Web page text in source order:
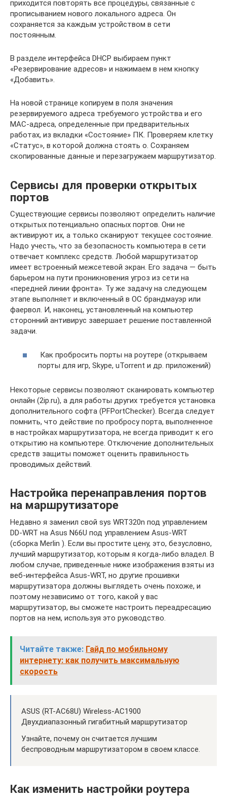
приходится повторять все процедуры, связанные с
прописыванием нового локального адреса. Он
сохраняется за каждым устройством в сети
постоянным.
В разделе интерфейса DHCP выбираем пункт
«Резервирование адресов» и нажимаем в нем кнопку
«Добавить».
На новой странице копируем в поля значения
резервируемого адреса требуемого устройства и его
MAC-адреса, определенные при предварительных
работах, из вкладки «Состояние» ПК. Проверяем клетку
«Статус», в которой должна стоять о. Сохраняем
скопированные данные и перезагружаем маршрутизатор.
Сервисы для проверки открытых
портов
Существующие сервисы позволяют определить наличие
открытых потенциально опасных портов. Они не
активируют их, а только сканируют текущее состояние.
Надо учесть, что за безопасность компьютера в сети
отвечает комплекс средств. Любой маршрутизатор
имеет встроенный межсетевой экран. Его задача — быть
барьером на пути проникновения угроз из сети на
«передней линии фронта». Ту же задачу на следующем
этапе выполняет и включенный в ОС брандмауэр или
фаервол. И, наконец, установленный на компьютер
сторонний антивирус завершает решение поставленной
задачи.
Как пробросить порты на роутере (открываем
порты для игр, Skype, uTorrent и др. приложений)
Некоторые сервисы позволяют сканировать компьютер
онлайн (2ip.ru), а для работы других требуется установка
дополнительного софта (PFPortChecker). Всегда следует
помнить, что действие по пробросу порта, выполненное
в настройках маршрутизатора, не всегда приводит к его
открытию на компьютере. Отключение дополнительных
средств защиты поможет оценить правильность
проводимых действий.
Настройка перенаправления портов
на маршрутизаторе
Недавно я заменил свой sys WRT320n под управлением
DD-WRT на Asus N66U под управлением Asus-WRT
(сборка Merlin ). Если вы простите цену, это, безусловно,
лучший маршрутизатор, которым я когда-либо владел. В
любом случае, приведенные ниже изображения взяты из
веб-интерфейса Asus-WRT, но другие прошивки
маршрутизатора должны выглядеть очень похоже, и
поэтому независимо от того, какой у вас
маршрутизатор, вы сможете настроить переадресацию
портов на нем, используя это руководство.
Читайте также: Гайд по мобильному
интернету: как получить максимальную
скорость
ASUS (RT-AC68U) Wireless-AC1900
Двухдиапазонный гигабитный маршрутизатор
Узнайте, почему он считается лучшим
беспроводным маршрутизатором в своем классе.
Как изменить настройки роутера